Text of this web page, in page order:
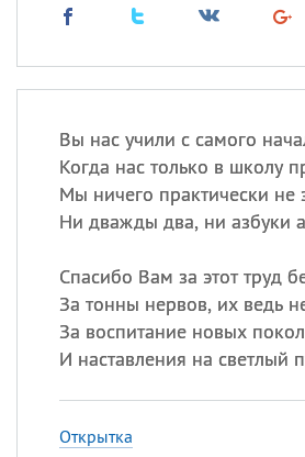
Вы нас учили с самого
Когда нас только в школу
Мы ничего практически не
Ни дважды два, ни азбуки
Спасибо Вам за этот труд
За тонны нервов, их ведь
За воспитание новых
И наставления на светлый
Открытка